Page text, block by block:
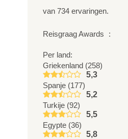
van 734 ervaringen.
Reisgraag Awards :
Per land:
Griekenland (258)
5,3
Spanje (177)
5,2
Turkije (92)
5,5
Egypte (36)
5,8